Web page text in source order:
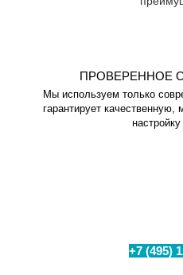
ПРОВЕРЕННОЕ
Мы используем только
гарантирует
настройку
+7 (495)